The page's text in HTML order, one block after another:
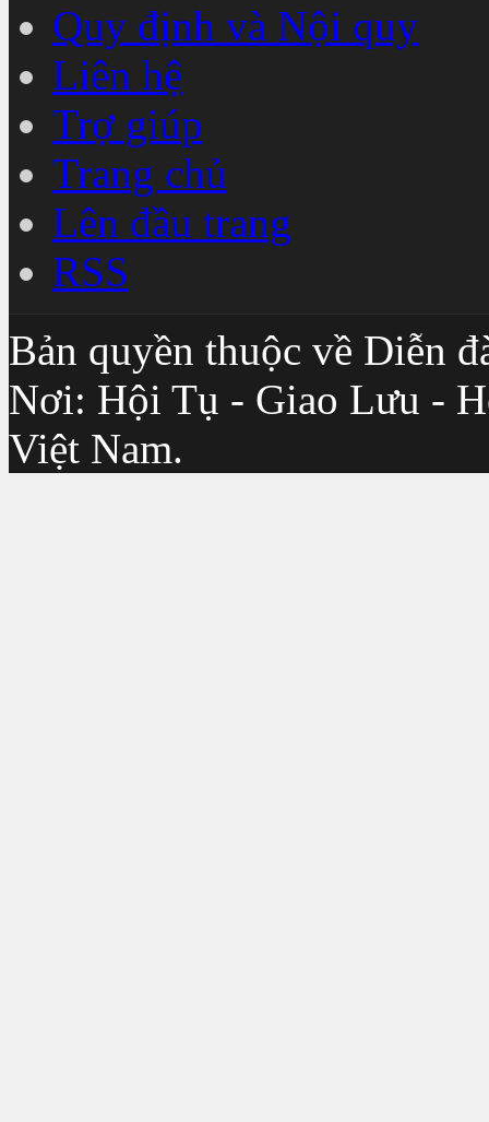
Quy định và Nội quy
Liên hệ
Trợ giúp
Trang chủ
Lên đầu trang
RSS
Bản quyền thuộc về Diễn
Nơi: Hội Tụ - Giao Lưu -
Việt Nam.